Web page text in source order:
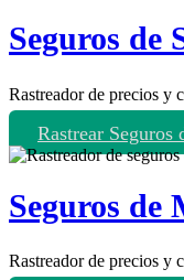
Seguros de
Rastreador de precios y
Rastrear Seguros
Seguros de
Rastreador de precios y